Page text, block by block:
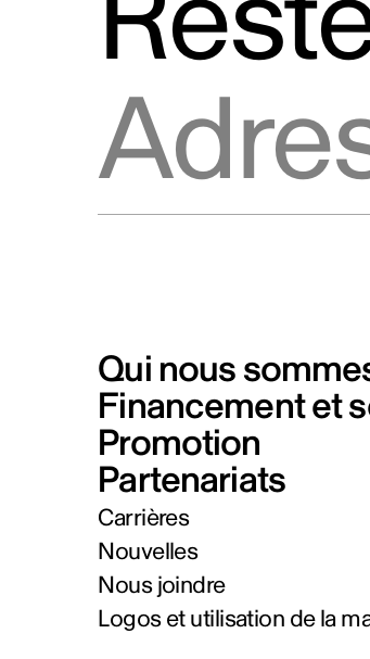
Qui nous
Financement et
Promotion
Partenariats
Carrières
Nouvelles
Nous joindre
Logos et utilisation de la